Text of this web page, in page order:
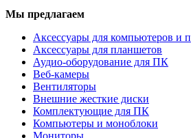
Мы предлагаем
Аксессуары для компьютеров и
Аксессуары для планшетов
Аудио-оборудование для ПК
Веб-камеры
Вентиляторы
Внешние жесткие диски
Комплектующие для ПК
Компьютеры и моноблоки
Мониторы